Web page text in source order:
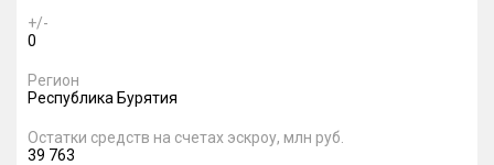
+/-
0
Регион
Республика Бурятия
Остатки средств на счетах эскроу, млн руб.
39 763